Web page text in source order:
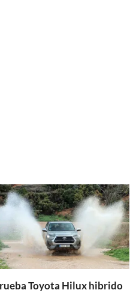
Toyota Hilux hibrido